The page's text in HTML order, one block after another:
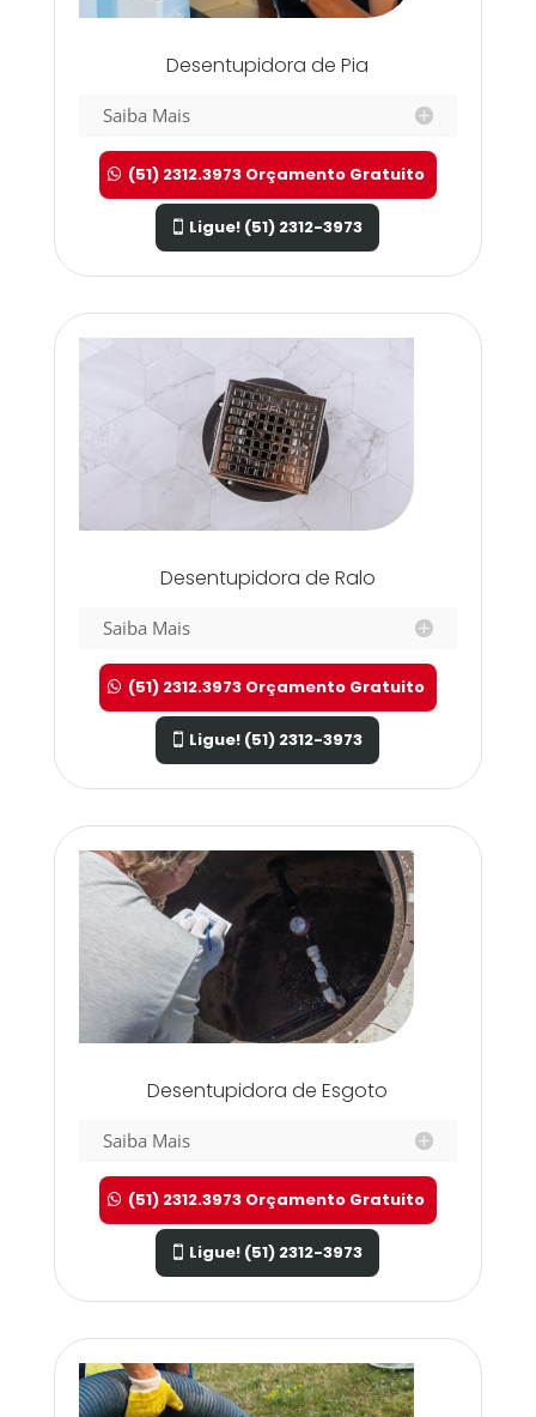
Desentupidora de Pia
Saiba Mais
(51) 2312.3973 Orçamento Gratuito
Ligue! (51) 2312-3973
Desentupidora de Ralo
Saiba Mais
(51) 2312.3973 Orçamento Gratuito
Ligue! (51) 2312-3973
Desentupidora de Esgoto
Saiba Mais
(51) 2312.3973 Orçamento Gratuito
Ligue! (51) 2312-3973